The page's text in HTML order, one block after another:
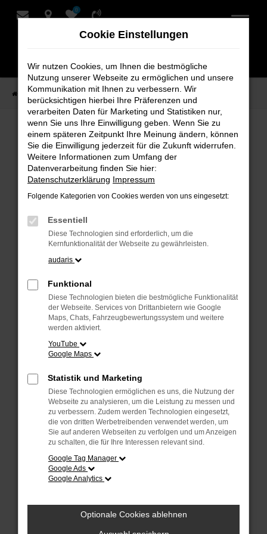
Zum
0
Startseite Verkauf Fahrzeug-Showroom
Fahrzeug-Showroom
Beim Laden ist ein Fehler aufgetreten.
Hier sind ein paar Tipps, die dir helfen können:
Überprüfe deine Firewall und deine
Internetverbindung.
Laden andere Webseiten, zum Beispiel
deine Suchmaschine?
Prüfe deine Browsererweiterungen.
Manche Erweiterungen, wie Werbeblocker,
können das Laden bestimmter Seiten
verhindern. Funktioniert die Seite in einem
anderen Browser oder in einem privaten
Fenster?
Starte dein Gerät neu.
Das kann manchmal helfen,
vorübergehende Probleme zu beheben.
Stelle sicher, dass dein Browser und dein
Betriebssystem auf dem neuesten Stand
Veraltete Software birgt nicht nur ein
Cookie Einstellungen
Wir nutzen Cookies, um Ihnen die bestmögliche
Nutzung unserer Webseite zu ermöglichen und unsere
Kommunikation mit Ihnen zu verbessern. Wir
berücksichtigen hierbei Ihre Präferenzen und
verarbeiten Daten für Marketing und Statistiken nur,
wenn Sie uns Ihre Einwilligung geben. Wenn Sie zu
einem späteren Zeitpunkt Ihre Meinung ändern, können
Sie die Einwilligung jederzeit für die Zukunft widerrufen.
Weitere Informationen zum Umfang der
Datenverarbeitung finden Sie hier:
Datenschutzerklärung Impressum
Folgende Kategorien von Cookies werden von uns eingesetzt:
Essentiell
Diese Technologien sind erforderlich, um die
Kernfunktionalität der Webseite zu gewährleisten.
audaris
Funktional
Diese Technologien bieten die bestmögliche Funktionalität
der Webseite. Services von Drittanbietern wie Google
Maps, Chats, Fahrzeugbewertungssystem und weitere
werden aktiviert.
YouTube
Google Maps
Statistik und Marketing
Diese Technologien ermöglichen es uns, die Nutzung der
Webseite zu analysieren, um die Leistung zu messen und
zu verbessern. Zudem werden Technologien eingesetzt,
die von dritten Werbetreibenden verwendet werden, um
Sie auf anderen Webseiten zu verfolgen und um Anzeigen
zu schalten, die für Ihre Interessen relevant sind.
Google Tag Manager
Google Ads
Google Analytics
Optionale Cookies ablehnen